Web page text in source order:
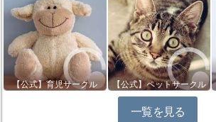
【公式】育児サークル 【公式】ペットサークル
一覧を見る